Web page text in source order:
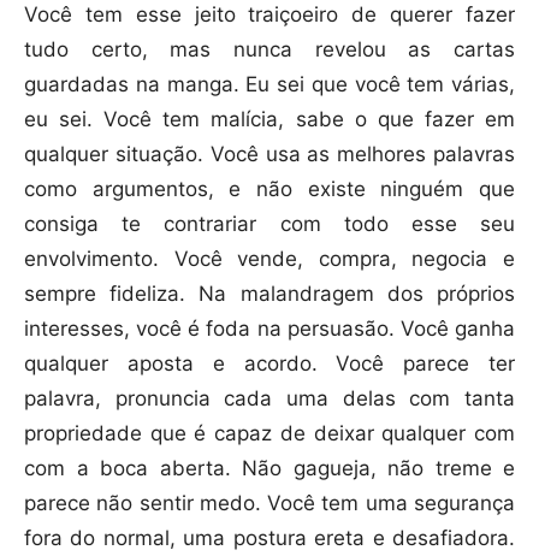
Você tem esse jeito traiçoeiro de querer fazer
tudo certo, mas nunca revelou as cartas
guardadas na manga. Eu sei que você tem várias,
eu sei. Você tem malícia, sabe o que fazer em
qualquer situação. Você usa as melhores palavras
como argumentos, e não existe ninguém que
consiga te contrariar com todo esse seu
envolvimento. Você vende, compra, negocia e
sempre fideliza. Na malandragem dos próprios
interesses, você é foda na persuasão. Você ganha
qualquer aposta e acordo. Você parece ter
palavra, pronuncia cada uma delas com tanta
propriedade que é capaz de deixar qualquer com
com a boca aberta. Não gagueja, não treme e
parece não sentir medo. Você tem uma segurança
fora do normal, uma postura ereta e desafiadora.